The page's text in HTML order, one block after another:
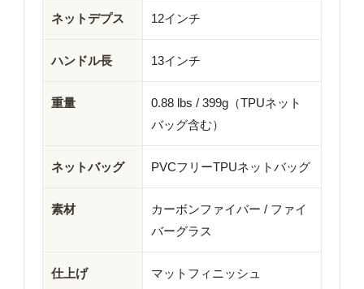
ネットデプス 12インチ
ハンドル長 13インチ
重量
0.88 lbs / 399g（TPUネット
バッグ含む）
ネットバッグ PVCフリーTPUネットバッグ
素材
カーボンファイバー / ファイ
バーグラス
仕上げ マットフィニッシュ